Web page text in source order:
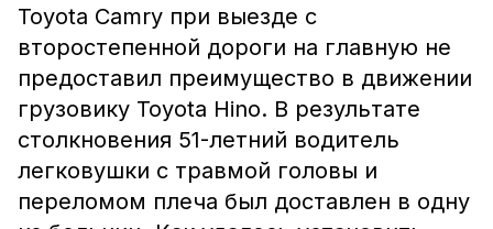
Toyota Camry при выезде с
второстепенной дороги на главную не
предоставил преимущество в движении
грузовику Toyota Hino. В результате
столкновения 51-летний водитель
легковушки с травмой головы и
переломом плеча был доставлен в одну